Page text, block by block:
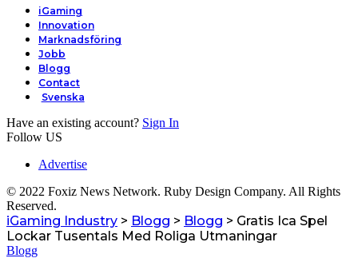
iGaming
Innovation
Marknadsföring
Jobb
Blogg
Contact
Svenska
Have an existing account? Sign In
Follow US
Advertise
© 2022 Foxiz News Network. Ruby Design Company. All Rights
Reserved.
iGaming Industry > Blogg > Blogg > Gratis Ica Spel
Lockar Tusentals Med Roliga Utmaningar
Blogg